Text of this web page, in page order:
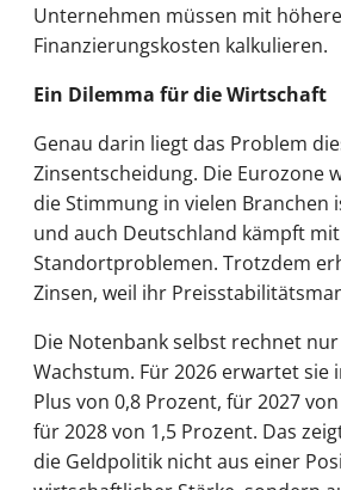
Unternehmen müssen mit
Finanzierungskosten kalkulieren.
Ein Dilemma für die Wirtschaft
Genau darin liegt das Problem
Zinsentscheidung. Die Eurozone
die Stimmung in vielen Branchen
und auch Deutschland kämpft
Standortproblemen. Trotzdem
Zinsen, weil ihr
Die Notenbank selbst rechnet
Wachstum. Für 2026 erwartet sie
Plus von 0,8 Prozent, für 2027
für 2028 von 1,5 Prozent. Das
die Geldpolitik nicht aus einer